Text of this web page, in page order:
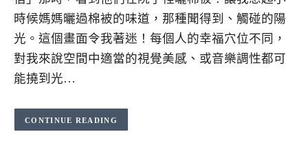
時候媽媽曬過棉被的味道，那種聞得到、觸碰的陽
光。這個畫面令我著迷！每個人的幸福穴位不同，
對我來說空間中適當的視覺美感、或音樂調性都可
能撓到光…
CONTINUE READING